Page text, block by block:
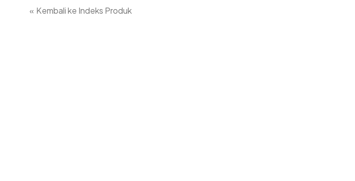
« Kembali ke Indeks Produk